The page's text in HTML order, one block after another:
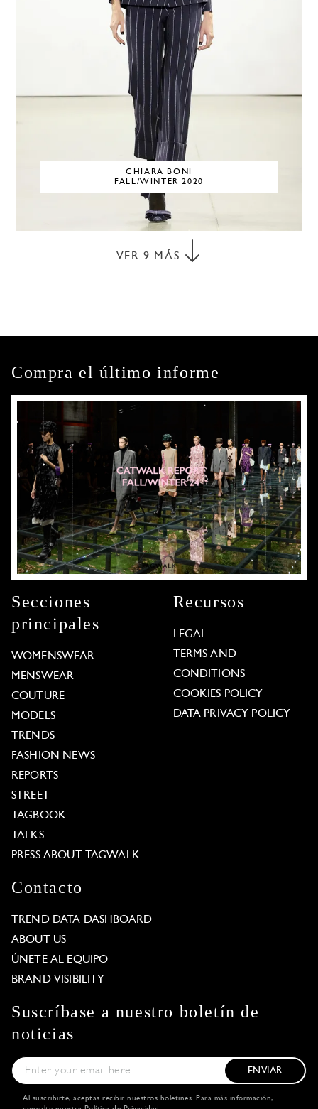
CHIARA BONI
FALL/WINTER 2020
VER9 MÁS
Compra el último informe
Secciones
principales
WOMENSWEAR
MENSWEAR
COUTURE
MODELS
TRENDS
FASHION NEWS
REPORTS
STREET
TAGBOOK
TALKS
PRESS ABOUT TAGWALK
Recursos
LEGAL
TERMS AND
CONDITIONS
COOKIES POLICY
DATA PRIVACY POLICY
Contacto
TREND DATA DASHBOARD
ABOUT US
ÚNETE AL EQUIPO
BRAND VISIBILITY
Suscríbase a nuestro boletín de
noticias
ENVIAR
Al suscribirte, aceptas recibir nuestros boletines. Para más información,